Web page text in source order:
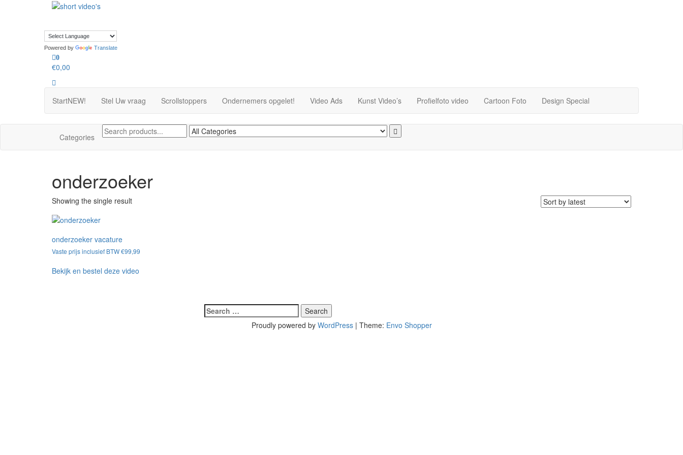
Powered by Translate
0
€0,00
StartNEW! Stel Uw vraag Scrollstoppers Ondernemers opgelet! Video Ads Kunst Video’s Profielfoto video Cartoon Foto Design Special
Categories
onderzoeker
Showing the single result
onderzoeker vacature
Vaste prijs inclusief BTW€99,99
Bekijk en bestel deze video
Search
for:
Proudly powered by WordPress | Theme: Envo Shopper